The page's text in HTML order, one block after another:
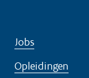
Jobs
Opleidingen